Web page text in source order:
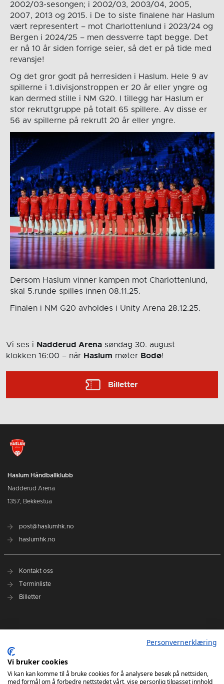
2002/03-sesongen; i 2002/03, 2003/04, 2005,
2007, 2013 og 2015. i De to siste finalene har Haslum
vært representert – mot Charlottenlund i 2023/24 og
Bergen i 2024/25 – men dessverre tapt begge. Det
er nå 10 år siden forrige seier, så det er på tide med
revansje!
Og det gror godt på herresiden i Haslum. Hele 9 av
spillerne i 1.divisjonstroppen er 20 år eller yngre og
kan dermed stille i NM G20. I tillegg har Haslum er
stor rekruttgruppe på totalt 65 spillere. Av disse er
56 av spillerne på rekrutt 20 år eller yngre.
Dersom Haslum vinner kampen mot Charlottenlund,
skal 5.runde spilles innen 08.11.25.
Finalen i NM G20 avholdes i Unity Arena 28.12.25.
Vi ses i Nadderud Arena søndag 30. august
klokken 16:00 – når Haslum møter Bodø!
Billetter
Haslum Håndballklubb
Nadderud Arena
1357, Bekkestua
post@haslumhk.no
haslumhk.no
Kontakt oss
Terminliste
Billetter
Ansvarlig redaktør: Tore Solberg
Personvernerklæring
Vi bruker cookies
Vi kan kan komme til å bruke cookies for å analysere besøk på nettsiden,
med formål om å forbedre nettstedet vårt, vise personlig tilpasset innhold